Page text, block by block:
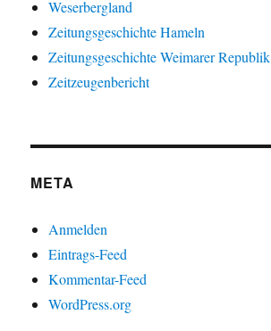
Weserbergland
Zeitungsgeschichte Hameln
Zeitungsgeschichte Weimarer Republik
Zeitzeugenbericht
META
Anmelden
Eintrags-Feed
Kommentar-Feed
WordPress.org